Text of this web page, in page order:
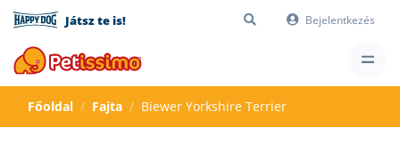
Játsz te is! Bejelentkezés
Főoldal Fajta Biewer Yorkshire Terrier